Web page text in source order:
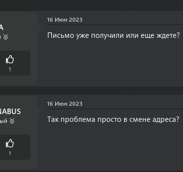
🥈
1
16 Июн 2023
Письмо уже получили или еще ждете?
🥈
1
16 Июн 2023
Так проблема просто в смене адреса?